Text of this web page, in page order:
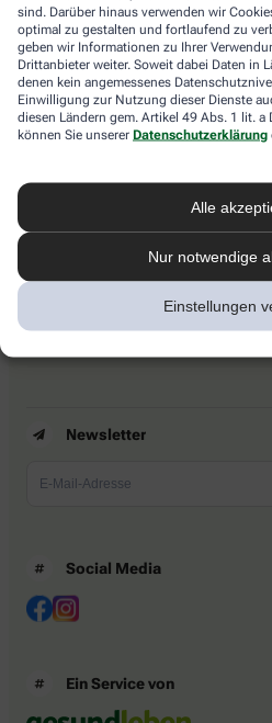
sind. Darüber hinaus verwenden wir
optimal zu gestalten und fortlaufend zu
geben wir Informationen zu Ihrer
Drittanbieter weiter. Soweit dabei Daten in
denen kein angemessenes
Einwilligung zur Nutzung dieser Dienste
diesen Ländern gem. Artikel 49 Abs. 1 lit. a
können Sie unserer Datenschutzerklärung
Alle
Nur notwendige
Einstellungen
Lieferarten
Abholung in der Apotheke
Botendienstlieferung
Nutzungsbedingungen
Datenschutzbestimmungen
Newsletter
Social Media
Ein Service von